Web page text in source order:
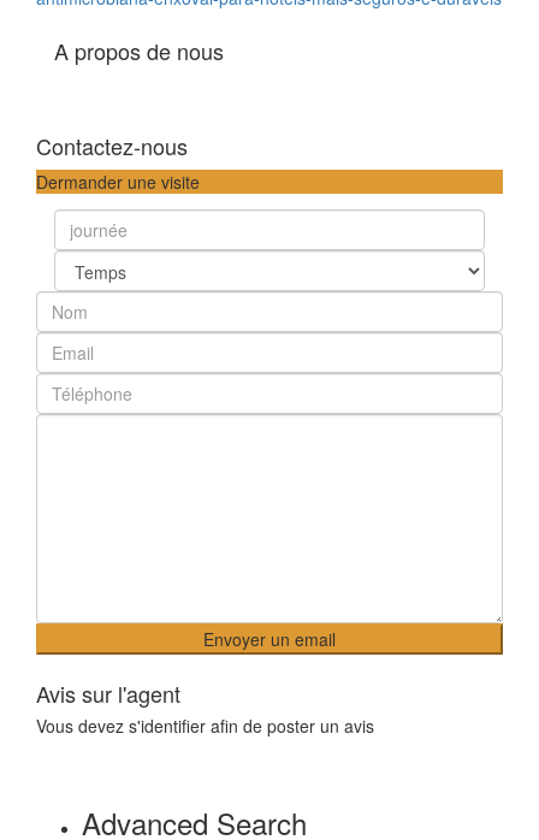
A propos de nous
Contactez-nous
Dermander une visite
Avis sur l'agent
Vous devez s'identifier afin de poster un avis
Advanced Search